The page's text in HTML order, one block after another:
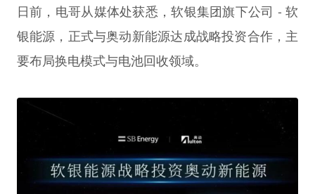
日前，电哥从媒体处获悉，软银集团旗下公司 - 软
银能源，正式与奥动新能源达成战略投资合作，主
要布局换电模式与电池回收领域。